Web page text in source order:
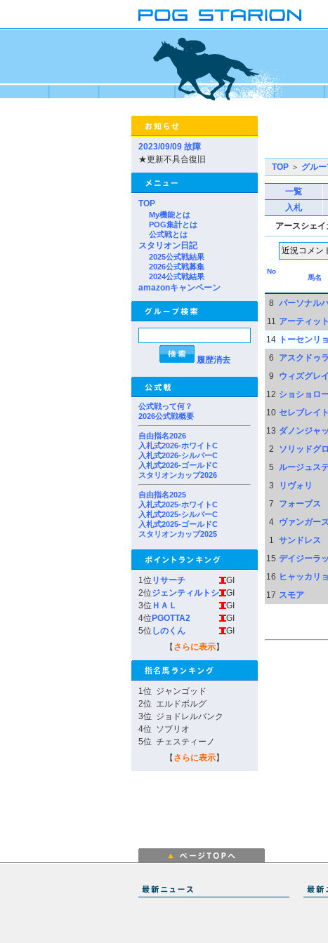
2023/09/09 故障
★更新不具合復旧
TOP
My機能とは
POG集計とは
公式戦とは
スタリオン日記
2025公式戦結果
2026公式戦募集
2024公式戦結果
amazonキャンペーン
履歴消去
公式戦って何？
2026公式戦概要
自由指名2026
入札式2026-ホワイトC
入札式2026-シルバーC
入札式2026-ゴールドC
スタリオンカップ2026
自由指名2025
入札式2025-ホワイトC
入札式2025-シルバーC
入札式2025-ゴールドC
スタリオンカップ2025
1位 リサーチ
GI
2位ジェンティルトシ
GI
3位 ＨＡＬ
GI
4位 PGOTTA2
GI
5位 しのくん
GI
【 さらに表示】
1位 ジャンゴッド
2位 エルドボルグ
3位 ジョドレルバンク
4位 ソブリオ
5位 チェスティーノ
【 さらに表示】
TOP ＞ グル
一覧
入札
アースシェイ
No
馬名
8 パーソナル
11 アーティット
14 トーセンリ
6 アスクドゥ
9 ウィズグレ
12 ショショロ
10 セレブレイ
13 ダノンジャ
2 ソリッドグ
5 ルージュス
3 リヴォリ
7 フォーブス
4 ヴァンガー
1 サンドレス
15 デイジーラ
16 ヒャッカリ
17 スモア